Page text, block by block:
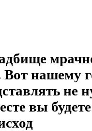
Вот нашему
не
вы